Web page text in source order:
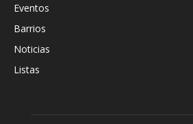
Eventos
Barrios
Noticias
Listas